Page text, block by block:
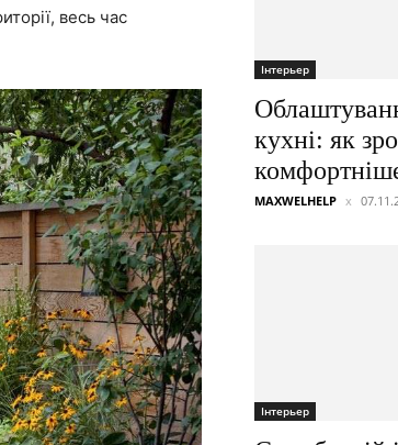
весь час
Інтерьер
кухні: як
MAXWELHELP
Інтерьер